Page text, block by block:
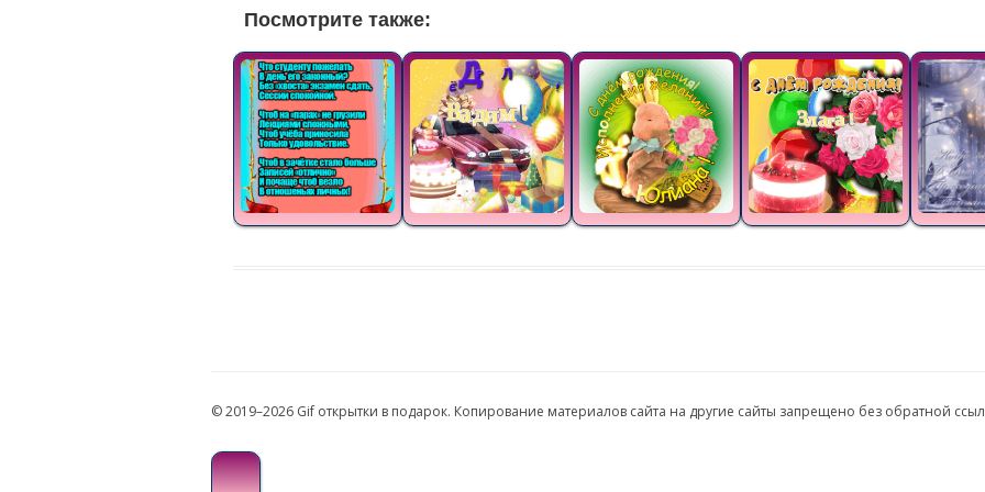
Посмотрите также:
© 2019–2026 Gif открытки в подарок. Копирование материалов сайта на другие сайты запрещено без обратной